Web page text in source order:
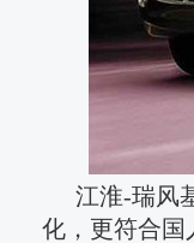
江淮-瑞风
化，更符合国